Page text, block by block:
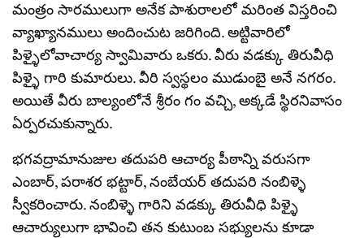
మంత్రం సారములుగా అనేక పాశురాలలో మరింత విస్తరించి
వ్యాఖ్యానములు అందించుట జరిగింది. అట్టివారిలో
పిళ్ళైలోవాచార్య స్వామివారు ఒకరు. వీరు వడక్కు తిరువీధి
పిళ్ళై గారి కుమారులు. వీరి స్వస్థలం ముడుంబై అనే నగరం.
అయితే వీరు బాల్యంలోనే శ్రీరం గం వచ్చి, అక్కడే స్థిరనివాసం
ఏర్పరచుకున్నారు.
భగవద్రామానుజుల తదుపరి ఆచార్య పీఠాన్ని వరుసగా
ఎంబార్, పరాశర భట్టార్, నంబేయర్ తదుపరి నంబిళ్ళె
స్వీకరించారు. నంబిళ్ళె గారిని వడక్కు తిరువీధి పిళ్ళై
ఆచార్యులుగా భావించి తన కుటుంబ సభ్యులను కూడా